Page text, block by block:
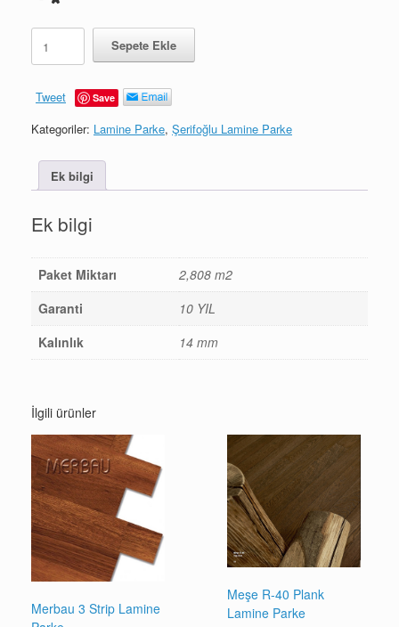
56
Lamine
adet
Sepete Ekle
Tweet Save
Kategoriler: Lamine Parke, Şerifoğlu Lamine Parke
Ek bilgi
Ek bilgi
Paket Miktarı
2,808 m2
Garanti
10 YIL
Kalınlık
14 mm
İlgili ürünler
Merbau 3 Strip Lamine
Meşe R-40 Plank
Lamine Parke